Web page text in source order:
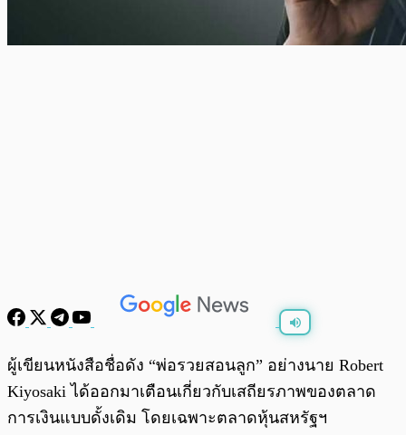
พร้อมเล่น
ผู้เขียนหนังสือชื่อดัง “พ่อรวยสอนลูก” อย่างนาย Robert
Kiyosaki ได้ออกมาเตือนเกี่ยวกับเสถียรภาพของตลาด
การเงินแบบดั้งเดิม โดยเฉพาะตลาดหุ้นสหรัฐฯ